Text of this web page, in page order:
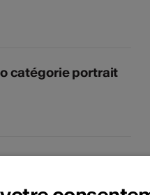
catégorie portrait